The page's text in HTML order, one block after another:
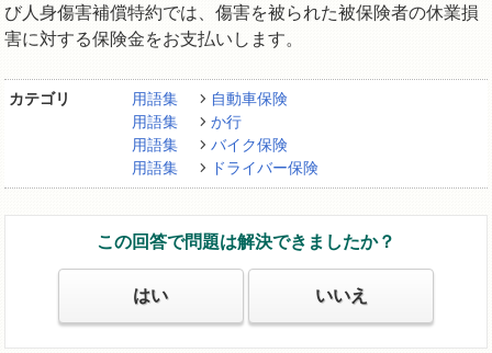
び人身傷害補償特約では、傷害を被られた被保険者の休業損
害に対する保険金をお支払いします。
カテゴリ 用語集
自動車保険
用語集
か行
用語集
バイク保険
用語集
ドライバー保険
この回答で問題は解決できましたか？
はい いいえ